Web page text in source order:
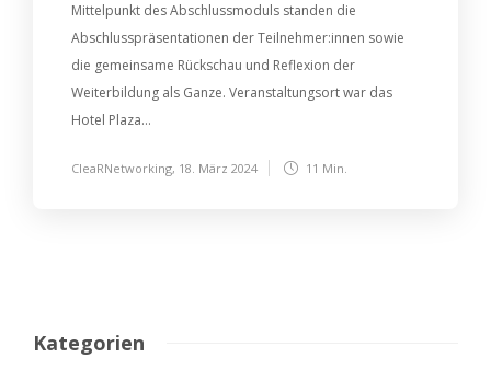
Mittelpunkt des Abschlussmoduls standen die
Abschlusspräsentationen der Teilnehmer:innen sowie
die gemeinsame Rückschau und Reflexion der
Weiterbildung als Ganze. Veranstaltungsort war das
Hotel Plaza...
CleaRNetworking, 18. März 2024 11 Min.
Kategorien